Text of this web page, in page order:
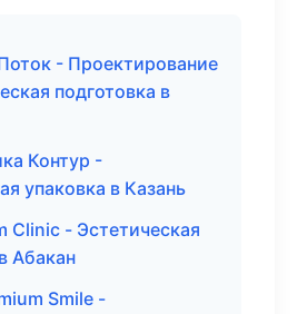
- Проектирование
подготовка в
Контур -
упаковка в Казань
Clinic - Эстетическая
Абакан
Smile -